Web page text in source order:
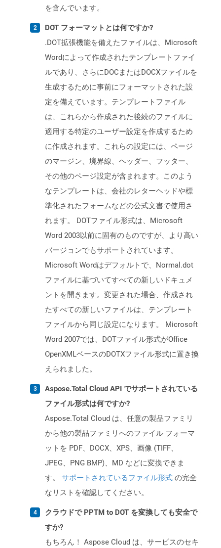
を含んでいます。
DOT フォーマットとは何ですか?
.DOT拡張機能を備えたファイルは、Microsoft
Wordによって作成されたテンプレートファイ
ルであり、さらにDOCまたはDOCXファイルを
生成するために事前にフォーマットされた設
定を備えています。テンプレートファイル
は、これらから作成された後続のファイルに
適用する特定のユーザー設定を作成するため
に作成されます。これらの設定には、ページ
のマージン、境界線、ヘッダー、フッター、
その他のページ設定が含まれます。このよう
なテンプレートは、会社のレターヘッドや標
準化されたフォームなどの公式文書で使用さ
れます。 DOTファイル形式は、Microsoft
Word 2003以前に固有のものですが、より高い
バージョンでもサポートされています。
Microsoft Wordはデフォルトで、Normal.dot
ファイルに基づいてすべての新しいドキュメ
ントを開きます。変更された場合、作成され
たすべての新しいファイルは、テンプレート
ファイルから同じ設定になります。 Microsoft
Word 2007では、DOTファイル形式がOffice
OpenXMLベースのDOTXファイル形式に置き換
えられました。
Aspose.Total Cloud API でサポートされている
ファイル形式は何ですか?
Aspose.Total Cloud は、任意の製品ファミリ
から他の製品ファミリへのファイル フォーマ
ットを PDF、DOCX、XPS、画像 (TIFF、
JPEG、PNG BMP)、MD などに変換できま
す。 サポートされているファイル形式 の完全
なリストを確認してください。
クラウドで PPTM to DOT を変換しても安全で
すか?
もちろん！ Aspose Cloud は、サービスのセキ